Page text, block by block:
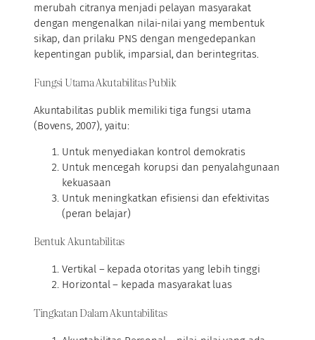
merubah citranya menjadi pelayan masyarakat
dengan mengenalkan nilai-nilai yang membentuk
sikap, dan prilaku PNS dengan mengedepankan
kepentingan publik, imparsial, dan berintegritas.
Fungsi Utama Akutabilitas Publik
Akuntabilitas publik memiliki tiga fungsi utama
(Bovens, 2007), yaitu:
Untuk menyediakan kontrol demokratis
Untuk mencegah korupsi dan penyalahgunaan
kekuasaan
Untuk meningkatkan efisiensi dan efektivitas
(peran belajar)
Bentuk Akuntabilitas
Vertikal – kepada otoritas yang lebih tinggi
Horizontal – kepada masyarakat luas
Tingkatan Dalam Akuntabilitas